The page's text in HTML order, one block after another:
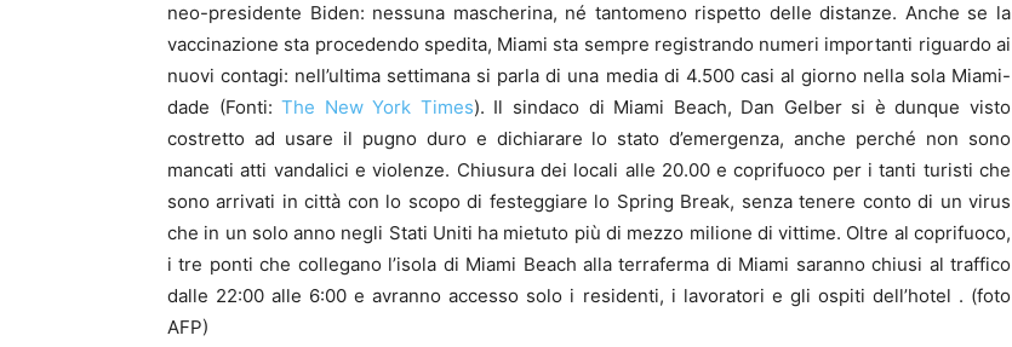
neo-presidente Biden: nessuna mascherina, né tantomeno rispetto delle distanze. Anche se la
vaccinazione sta procedendo spedita, Miami sta sempre registrando numeri importanti riguardo ai
nuovi contagi: nell’ultima settimana si parla di una media di 4.500 casi al giorno nella sola Miami-
dade (Fonti:The New York Times). Il sindaco di Miami Beach, Dan Gelber si è dunque visto
costretto ad usare il pugno duro e dichiarare lo stato d’emergenza, anche perché non sono
mancati atti vandalici e violenze. Chiusura dei locali alle 20.00 e coprifuoco per i tanti turisti che
sono arrivati in città con lo scopo di festeggiare lo Spring Break, senza tenere conto di un virus
che in un solo anno negli Stati Uniti ha mietuto più di mezzo milione di vittime. Oltre al coprifuoco,
i tre ponti che collegano l’isola di Miami Beach alla terraferma di Miami saranno chiusi al traffico
dalle 22:00 alle 6:00 e avranno accesso solo i residenti, i lavoratori e gli ospiti dell’hotel . (foto
AFP)